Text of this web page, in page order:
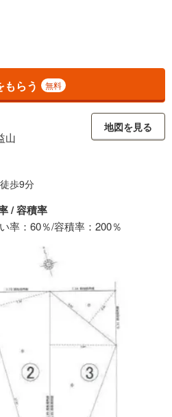
もらう 無料
山
地図を見る
歩9分
/ 容積率
率：60％/容積率：200％